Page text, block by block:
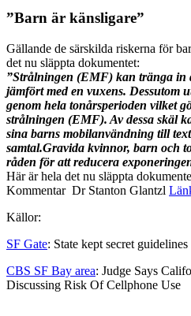
”Barn är känsligare”
Gällande de särskilda riskerna för
det nu släppta dokumentet:
”Strålningen (EMF) kan tränga in
jämfört med en vuxens. Dessutom
genom hela tonårsperioden vilket
strålningen (EMF). Av dessa skäl
sina barns mobilanvändning till
samtal.Gravida kvinnor, barn och
råden för att reducera
Här är hela det nu släppta
Kommentar Dr Stanton Glantzl
Källor:
SF Gate: State kept secret
CBS SF Bay area: Judge Says
Discussing Risk Of Cellphone Use